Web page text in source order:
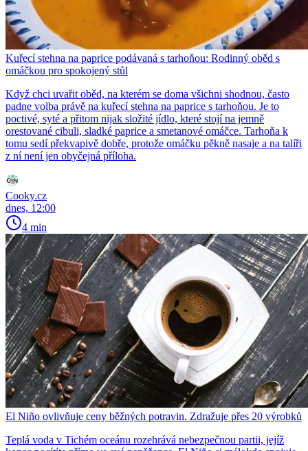
Kuřecí stehna na paprice podávaná s tarhoňou: Rodinný oběd s
omáčkou pro spokojený stůl
Když chci uvařit oběd, na kterém se doma všichni shodnou, často
padne volba právě na kuřecí stehna na paprice s tarhoňou. Je to
poctivé, syté a přitom nijak složité jídlo, které stojí na jemně
orestované cibuli, sladké paprice a smetanové omáčce. Tarhoňa k
tomu sedí překvapivě dobře, protože omáčku pěkně nasaje a na talíři
z ní není jen obyčejná příloha.
Cooky.cz
dnes, 12:00
4 min
El Niño ovlivňuje ceny běžných potravin. Zdražuje přes 20 výrobků
Teplá voda v Tichém oceánu rozehrává nebezpečnou partii, jejíž